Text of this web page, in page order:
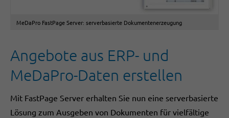
MeDaPro FastPage Server: serverbasierte Dokumentenerzeugung
Angebote aus ERP- und
MeDaPro-Daten erstellen
Mit FastPage Server erhalten Sie nun eine serverbasierte
Lösung zum Ausgeben von Dokumenten für vielfältige